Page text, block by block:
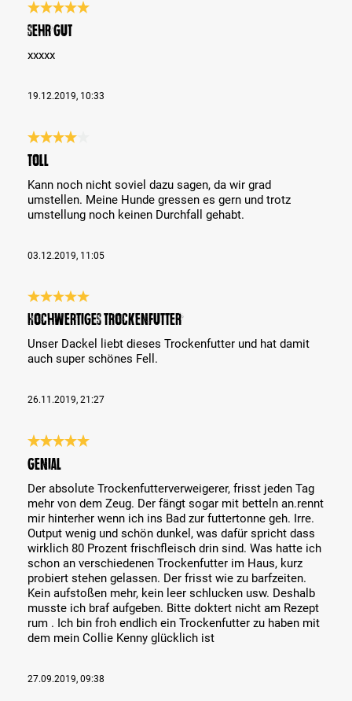
Review with rating of 5 out of 5 stars
sehr gut
xxxxx
19.12.2019, 10:33
Review with rating of 4 out of 5 stars
Toll
Kann noch nicht soviel dazu sagen, da wir grad
umstellen. Meine Hunde gressen es gern und trotz
umstellung noch keinen Durchfall gehabt.
03.12.2019, 11:05
Review with rating of 5 out of 5 stars
Hochwertiges Trockenfutter
Unser Dackel liebt dieses Trockenfutter und hat damit
auch super schönes Fell.
26.11.2019, 21:27
Review with rating of 5 out of 5 stars
Genial
Der absolute Trockenfutterverweigerer, frisst jeden Tag
mehr von dem Zeug. Der fängt sogar mit betteln an.rennt
mir hinterher wenn ich ins Bad zur futtertonne geh. Irre.
Output wenig und schön dunkel, was dafür spricht dass
wirklich 80 Prozent frischfleisch drin sind. Was hatte ich
schon an verschiedenen Trockenfutter im Haus, kurz
probiert stehen gelassen. Der frisst wie zu barfzeiten.
Kein aufstoßen mehr, kein leer schlucken usw. Deshalb
musste ich braf aufgeben. Bitte doktert nicht am Rezept
rum . Ich bin froh endlich ein Trockenfutter zu haben mit
dem mein Collie Kenny glücklich ist
27.09.2019, 09:38